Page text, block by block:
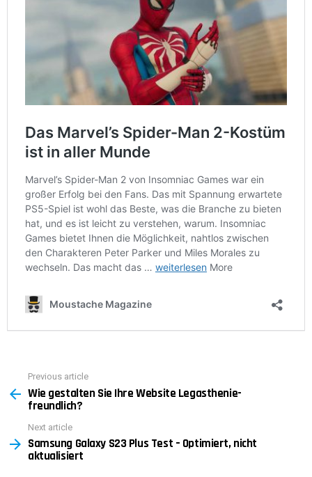
more
Previous article
Wie gestalten Sie Ihre Website Legasthenie-
freundlich?
Next article
Samsung Galaxy S23 Plus Test – Optimiert, nicht
aktualisiert